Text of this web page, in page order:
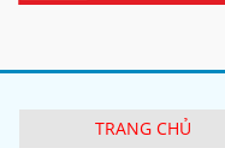
TRANG CHỦ